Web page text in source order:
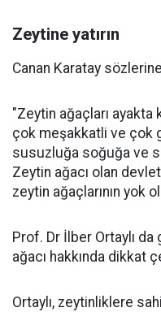
Zeytine yatırın
Canan Karatay
"Zeytin ağaçları ayakta
çok meşakkatli ve çok
susuzluğa soğuğa ve
Zeytin ağacı olan
zeytin ağaçlarının yok
Prof. Dr İlber Ortaylı
ağacı hakkında dikkat
Ortaylı, zeytinliklere